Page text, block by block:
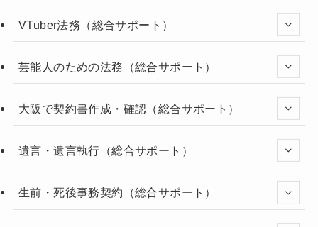
VTuber法務（総合サポート）
芸能人のための法務（総合サポート）
大阪で契約書作成・確認（総合サポート）
遺言・遺言執行（総合サポート）
生前・死後事務契約（総合サポート）